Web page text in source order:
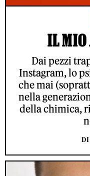
IL MIO
Dai pezzi
Instagram, lo
che mai
nella
della chimica,